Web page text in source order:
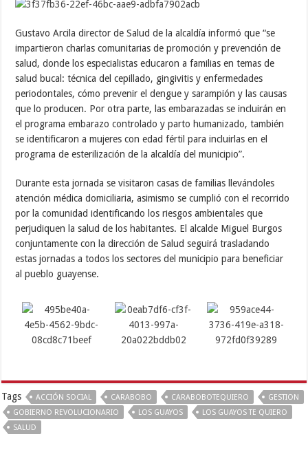
Gustavo Arcila director de Salud de la alcaldía informó que “se
impartieron charlas comunitarias de promoción y prevención de
salud, donde los especialistas educaron a familias en temas de
salud bucal: técnica del cepillado, gingivitis y enfermedades
periodontales, cómo prevenir el dengue y sarampión y las causas
que lo producen. Por otra parte, las embarazadas se incluirán en
el programa embarazo controlado y parto humanizado, también
se identificaron a mujeres con edad fértil para incluirlas en el
programa de esterilización de la alcaldía del municipio”.
Durante esta jornada se visitaron casas de familias llevándoles
atención médica domiciliaria, asimismo se cumplió con el recorrido
por la comunidad identificando los riesgos ambientales que
perjudiquen la salud de los habitantes. El alcalde Miguel Burgos
conjuntamente con la dirección de Salud seguirá trasladando
estas jornadas a todos los sectores del municipio para beneficiar
al pueblo guayense.
Tags ACCIÓN SOCIAL CARABOBO CARABOBOTEQUIERO
GESTION
GOBIERNO REVOLUCIONARIO
LOS GUAYOS
LOS GUAYOS TE QUIERO
SALUD